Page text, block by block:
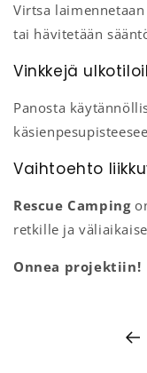
Virtsa
tai hävitetään
Vinkkejä
Panosta
Vaihtoehto
Rescue Camping
retkille ja
Onnea projektiin!